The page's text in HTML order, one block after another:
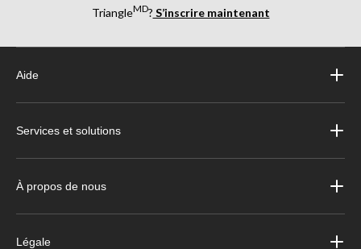
TriangleMD? S’inscrire maintenant
Aide
Services et solutions
À propos de nous
Légale